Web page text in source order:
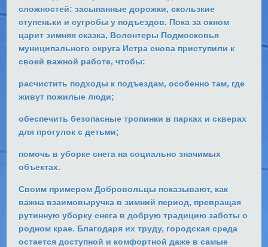
сложностей: засыпанные дорожки, скользкие
ступеньки и сугробы у подъездов. Пока за окном
царит зимняя сказка, Волонтеры Подмосковья
муниципального округа Истра снова приступили к
своей важной работе, чтобы:
расчистить подходы к подъездам, особенно там, где
живут пожилые люди;
обеспечить безопасные тропинки в парках и скверах
для прогулок с детьми;
помочь в уборке снега на социально значимых
объектах.
Своим примеромДобровольцы показывают, как
важна взаимовыручка в зимний период, превращая
рутинную уборку снега в добрую традицию заботы о
родном крае. Благодаря их труду, городская среда
остается доступной и комфортной даже в самые